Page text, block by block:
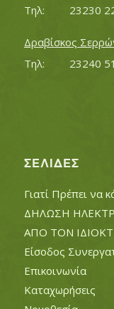
Τηλ:
Δραβίσκος
Τηλ:
ΣΕΛΊΔΕΣ
Γιατί Πρέπει να
ΔΗΛΩΣΗ
ΑΠΟ ΤΟΝ
Είσοδος
Επικοινωνία
Καταχωρήσεις